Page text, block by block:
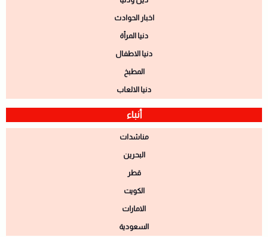
اخبار الحوادث
دنيا المرأة
دنيا الاطفال
المطبخ
دنيا الالعاب
أنباء
مناشدات
البحرين
قطر
الكويت
الامارات
السعودية